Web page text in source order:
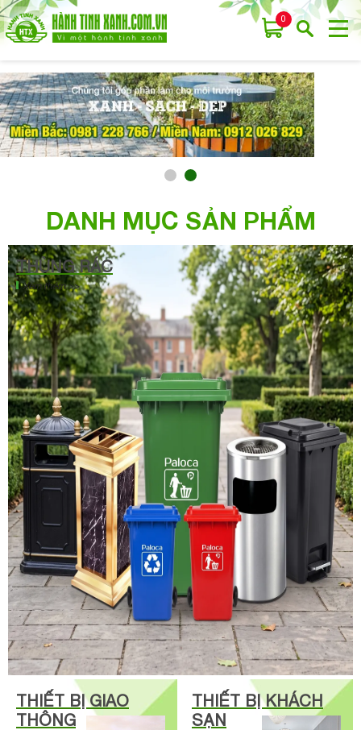
0
DANH MỤC SẢN PHẨM
THÙNG RÁC
Xem thêm >>
THIẾT BỊ GIAO
THÔNG
THIẾT BỊ KHÁCH
SẠN